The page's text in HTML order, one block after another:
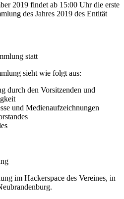
2019 findet ab 15:00 Uhr die erste
des Jahres 2019 des Entität
statt
sieht wie folgt aus:
durch den Vorsitzenden und
und Medienaufzeichnungen
im Hackerspace des Vereines, in